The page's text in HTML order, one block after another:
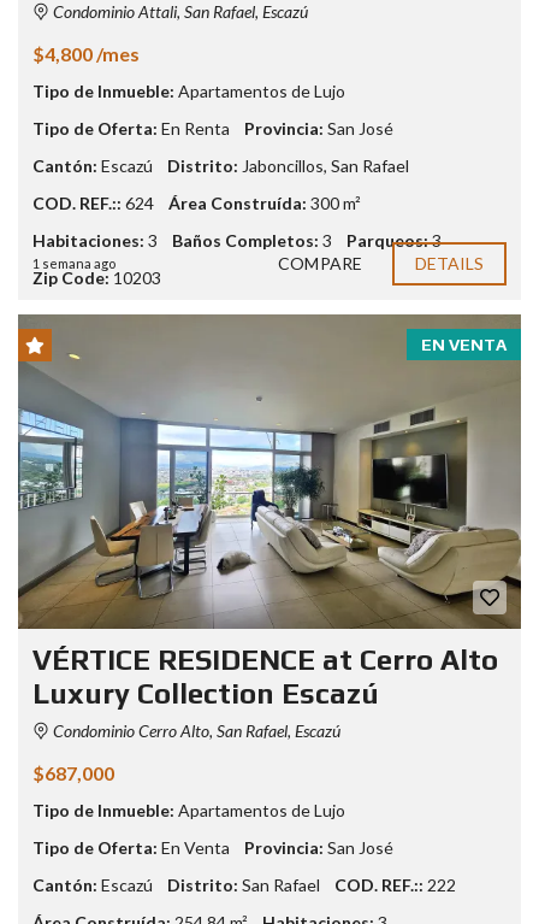
Condominio Attali, San Rafael, Escazú
$4,800 /mes
Tipo de Inmueble: Apartamentos de Lujo
Tipo de Oferta: En Renta Provincia: San José
Cantón: Escazú Distrito: Jaboncillos, San Rafael
COD. REF.:: 624 Área Construída: 300 m²
Habitaciones: 3 Baños Completos: 3 Parqueos:3
Zip Code: 10203
1 semana ago COMPARE DETAILS
EN VENTA
VÉRTICE RESIDENCE at Cerro Alto
Luxury Collection Escazú
Condominio Cerro Alto, San Rafael, Escazú
$687,000
Tipo de Inmueble: Apartamentos de Lujo
Tipo de Oferta: En Venta Provincia: San José
Cantón: Escazú Distrito: San Rafael COD. REF.:: 222